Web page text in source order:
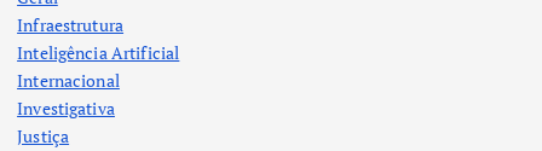
Infraestrutura
Inteligência Artificial
Internacional
Investigativa
Justiça